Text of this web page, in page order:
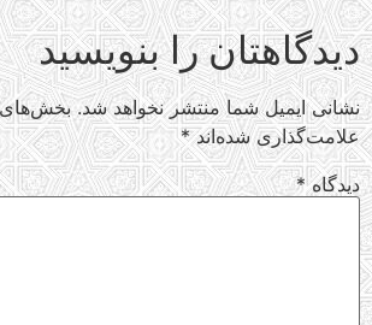
دیدگاهتان را بنویسید
نشانی ایمیل شما منتشر نخواهد شد. بخش‌های
علامت‌گذاری شده‌اند*
دیدگاه*